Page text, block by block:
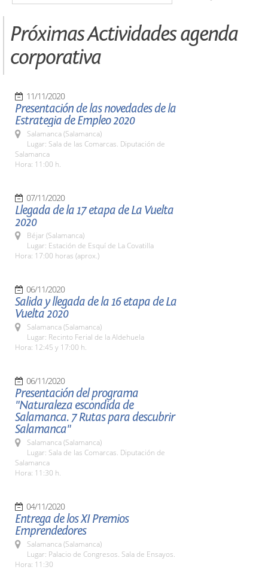
Próximas Actividades agenda
corporativa
11/11/2020
Presentación de las novedades de la
Estrategia de Empleo 2020
Salamanca (Salamanca)
Lugar: Sala de las Comarcas. Diputación de
Salamanca
Hora: 11:00 h.
07/11/2020
Llegada de la 17 etapa de La Vuelta
2020
Béjar (Salamanca)
Lugar: Estación de Esquí de La Covatilla
Hora: 17:00 horas (aprox.)
06/11/2020
Salida y llegada de la 16 etapa de La
Vuelta 2020
Salamanca (Salamanca)
Lugar: Recinto Ferial de la Aldehuela
Hora: 12:45 y 17:00 h.
06/11/2020
Presentación del programa
"Naturaleza escondida de
Salamanca. 7 Rutas para descubrir
Salamanca"
Salamanca (Salamanca)
Lugar: Sala de las Comarcas. Diputación de
Salamanca
Hora: 11:30 h.
04/11/2020
Entrega de los XI Premios
Emprendedores
Salamanca (Salamanca)
Lugar: Palacio de Congresos. Sala de Ensayos.
Hora: 11:30